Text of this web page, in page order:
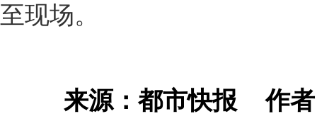
至现场。
来源：都市快报作